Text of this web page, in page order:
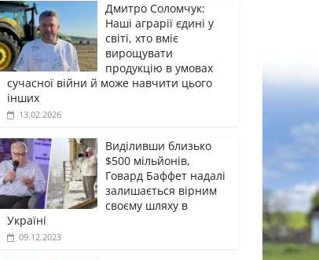
Дмитро Соломчук:
Наші аграрії єдині у
світі, хто вміє
вирощувати
продукцію в умовах
сучасної війни й може навчити цього
інших
13.02.2026
Виділивши близько
$500 мільйонів,
Говард Баффет надалі
залишається вірним
своєму шляху в
Україні
09.12.2023